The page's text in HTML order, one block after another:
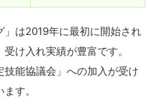
は2019年に最初に開始され
け入れ実績が豊富です。
技能協議会」への加入が受け
す。